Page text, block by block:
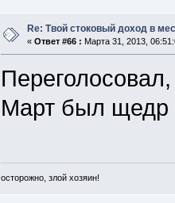
Re: Твой стоковый доход в
« Ответ #66 : Марта 31, 2013,
Март был щедр
осторожно, злой хозяин!